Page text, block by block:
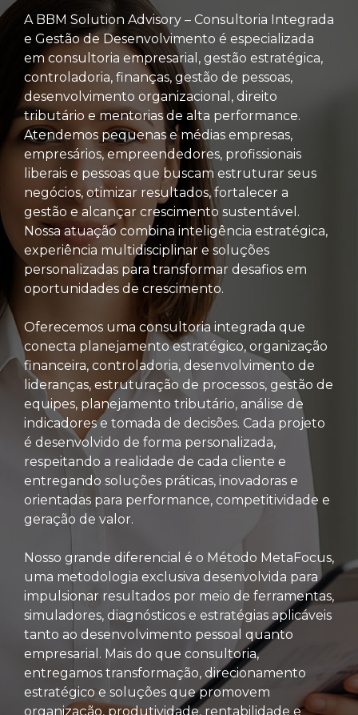
A BBM Solution Advisory – Consultoria Integrada
e Gestão de Desenvolvimento é especializada
em consultoria empresarial, gestão estratégica,
controladoria, finanças, gestão de pessoas,
desenvolvimento organizacional, direito
tributário e mentorias de alta performance.
Atendemos pequenas e médias empresas,
empresários, empreendedores, profissionais
liberais e pessoas que buscam estruturar seus
negócios, otimizar resultados, fortalecer a
gestão e alcançar crescimento sustentável.
Nossa atuação combina inteligência estratégica,
experiência multidisciplinar e soluções
personalizadas para transformar desafios em
oportunidades de crescimento.
Oferecemos uma consultoria integrada que
conecta planejamento estratégico, organização
financeira, controladoria, desenvolvimento de
lideranças, estruturação de processos, gestão de
equipes, planejamento tributário, análise de
indicadores e tomada de decisões. Cada projeto
é desenvolvido de forma personalizada,
respeitando a realidade de cada cliente e
entregando soluções práticas, inovadoras e
orientadas para performance, competitividade e
geração de valor.
Nosso grande diferencial é o Método MetaFocus,
uma metodologia exclusiva desenvolvida para
impulsionar resultados por meio de ferramentas,
simuladores, diagnósticos e estratégias aplicáveis
tanto ao desenvolvimento pessoal quanto
empresarial. Mais do que consultoria,
entregamos transformação, direcionamento
estratégico e soluções que promovem
organização, produtividade, rentabilidade e